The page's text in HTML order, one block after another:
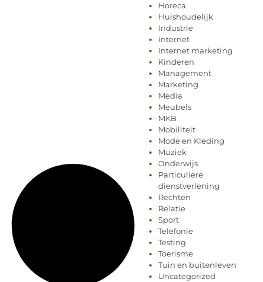
Horeca
Huishoudelijk
Industrie
Internet
Internet marketing
Kinderen
Management
Marketing
Media
Meubels
MKB
Mobiliteit
Mode en Kleding
Muziek
Onderwijs
Particuliere
dienstverlening
Rechten
Relatie
Sport
Telefonie
Testing
Toerisme
Tuin en buitenleven
Uncategorized